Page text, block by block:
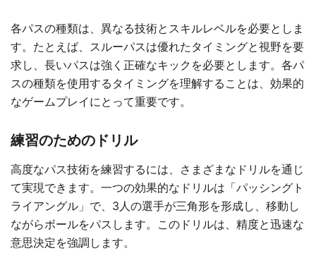
各パスの種類は、異なる技術とスキルレベルを必要としま
す。たとえば、スルーパスは優れたタイミングと視野を要
求し、長いパスは強く正確なキックを必要とします。各パ
スの種類を使用するタイミングを理解することは、効果的
なゲームプレイにとって重要です。
練習のためのドリル
高度なパス技術を練習するには、さまざまなドリルを通じ
て実現できます。一つの効果的なドリルは「パッシングト
ライアングル」で、3人の選手が三角形を形成し、移動し
ながらボールをパスします。このドリルは、精度と迅速な
意思決定を強調します。